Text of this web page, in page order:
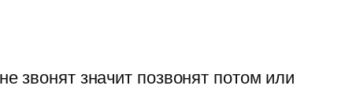
значит позвонят потом или